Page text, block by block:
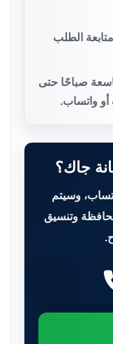
الطلب
صباحًا حتى
أو واتساب.
جاك؟
وسيتم
وتنسيق